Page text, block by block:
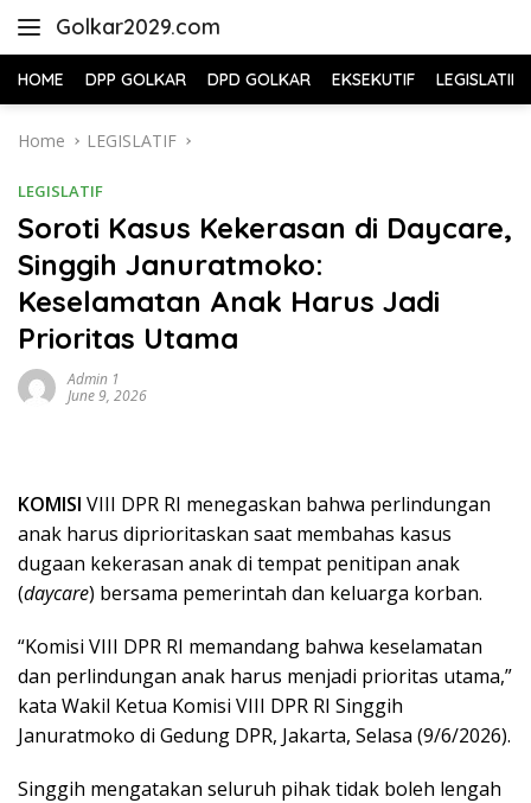
Golkar2029.com
HOME DPP GOLKAR DPD GOLKAR EKSEKUTIF LEGISLATIF
Home LEGISLATIF
LEGISLATIF
Soroti Kasus Kekerasan di Daycare,
Singgih Januratmoko:
Keselamatan Anak Harus Jadi
Prioritas Utama
Admin 1
June 9, 2026
KOMISI VIII DPR RI menegaskan bahwa perlindungan
anak harus diprioritaskan saat membahas kasus
dugaan kekerasan anak di tempat penitipan anak
(daycare) bersama pemerintah dan keluarga korban.
“Komisi VIII DPR RI memandang bahwa keselamatan
dan perlindungan anak harus menjadi prioritas utama,”
kata Wakil Ketua Komisi VIII DPR RI Singgih
Januratmoko di Gedung DPR, Jakarta, Selasa (9/6/2026).
Singgih mengatakan seluruh pihak tidak boleh lengah